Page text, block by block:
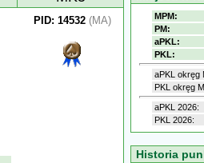
PID: 14532 (MA) MPM:
PM:
aPKL:
PKL:
aPKL okręg
PKL okręg
aPKL 2026:
PKL 2026:
Historia